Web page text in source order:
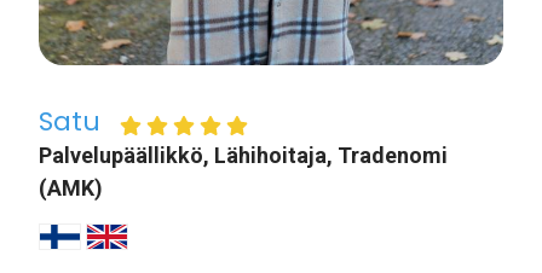
Satu
Palvelupäällikkö, Lähihoitaja, Tradenomi
(AMK)